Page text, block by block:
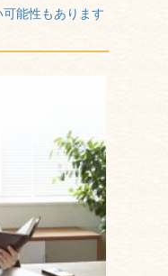
能性もあります